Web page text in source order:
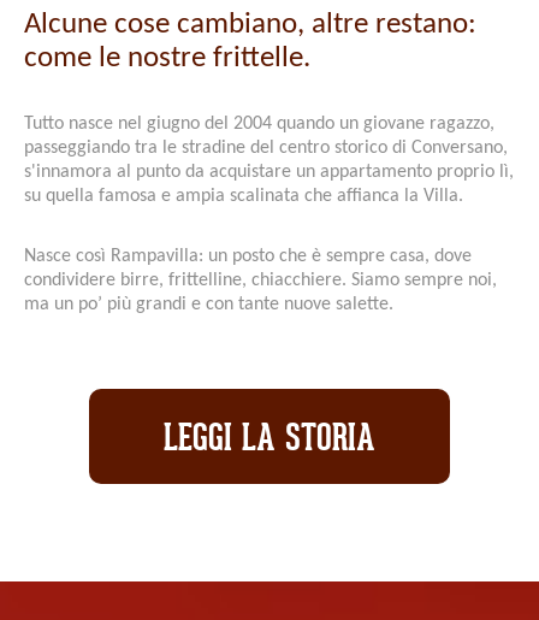
Alcune cose cambiano, altre restano:
come le nostre frittelle.
Tutto nasce nel giugno del 2004 quando un giovane ragazzo,
passeggiando tra le stradine del centro storico di Conversano,
s'innamora al punto da acquistare un appartamento proprio lì,
su quella famosa e ampia scalinata che affianca la Villa.
Nasce così Rampavilla: un posto che è sempre casa, dove
condividere birre, frittelline, chiacchiere. Siamo sempre noi,
ma un po’ più grandi e con tante nuove salette.
LEGGI LA STORIA